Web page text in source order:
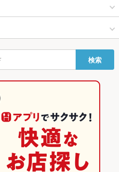
ンパーキングをご利用くださいませ。
すぐにご提供！
様連れ大歓迎！
検索